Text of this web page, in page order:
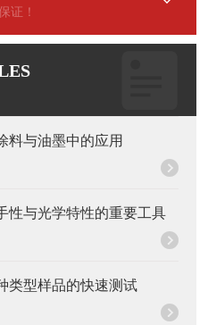
证！
料与油墨中的应用
性与光学特性的重要工具
类型样品的快速测试